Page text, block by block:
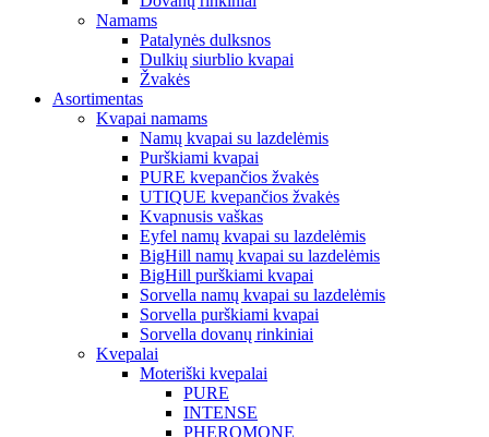
Namams
Patalynės dulksnos
Dulkių siurblio kvapai
Žvakės
Asortimentas
Kvapai namams
Namų kvapai su lazdelėmis
Purškiami kvapai
PURE kvepančios žvakės
UTIQUE kvepančios žvakės
Kvapnusis vaškas
Eyfel namų kvapai su lazdelėmis
BigHill namų kvapai su lazdelėmis
BigHill purškiami kvapai
Sorvella namų kvapai su lazdelėmis
Sorvella purškiami kvapai
Sorvella dovanų rinkiniai
Kvepalai
Moteriški kvepalai
PURE
INTENSE
PHEROMONE